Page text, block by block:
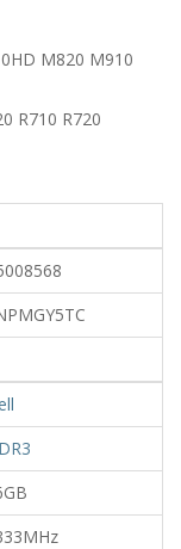
M820 M910
R710 R720